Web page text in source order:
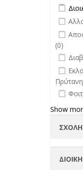
Apply
(0)
Show